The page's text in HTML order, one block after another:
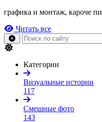
графика и монтаж, кароче
Читать все
Категории
Визуальные истории
117
Смешные фото
143